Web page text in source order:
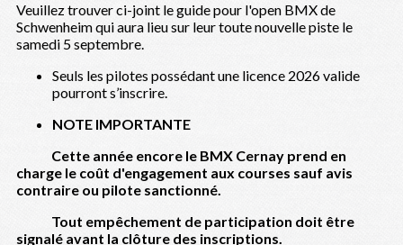
Veuillez trouver ci-joint le guide pour l'open BMX de
Schwenheim qui aura lieu sur leur toute nouvelle piste le
samedi 5 septembre.
Seuls les pilotes possédant une licence 2026 valide
pourront s’inscrire.
NOTE IMPORTANTE
Cette année encore le BMX Cernay prend en
charge le coût d'engagement aux courses sauf avis
contraire ou pilote sanctionné.
Tout empêchement de participation doit être
signalé avant la clôture des inscriptions.